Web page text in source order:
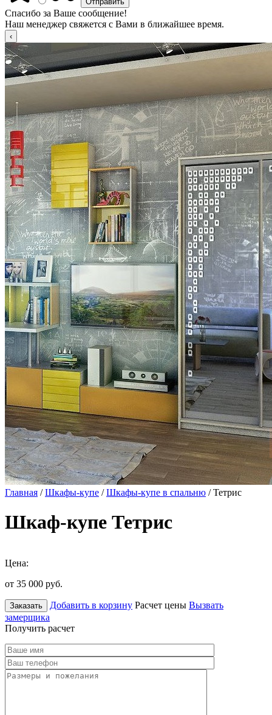
Спасибо за Ваше сообщение!
Наш менеджер свяжется с Вами в ближайшее время.
Главная /Шкафы-купе /Шкафы-купе в спальню / Тетрис
Шкаф-купе Тетрис
Цена:
от 35 000 руб.
Заказать Добавить в корзину Расчет цены Вызвать
замерщика
Получить расчет